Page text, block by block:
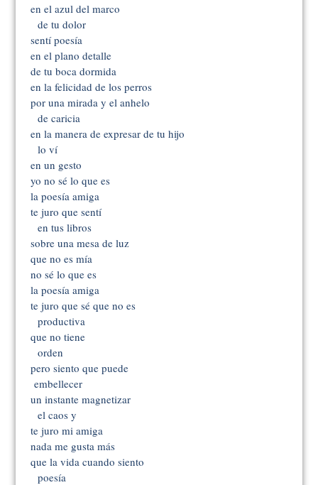
en el azul del marco
de tu dolor
sentí poesía
en el plano detalle
de tu boca dormida
en la felicidad de los perros
por una mirada y el anhelo
de caricia
en la manera de expresar de tu hijo
lo ví
en un gesto
yo no sé lo que es
la poesía amiga
te juro que sentí
en tus libros
sobre una mesa de luz
que no es mía
no sé lo que es
la poesía amiga
te juro que sé que no es
productiva
que no tiene
orden
pero siento que puede
embellecer
un instante magnetizar
el caos y
te juro mi amiga
nada me gusta más
que la vida cuando siento
poesía